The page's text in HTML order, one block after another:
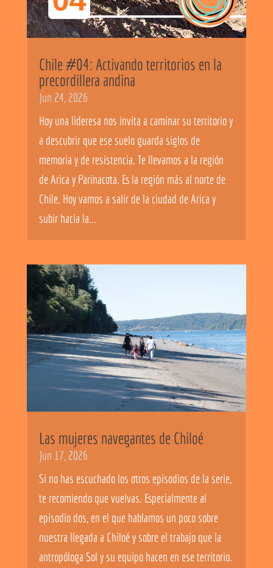
Chile #04: Activando territorios en la
precordillera andina
Jun 24, 2026
Hoy una lideresa nos invita a caminar su territorio y
a descubrir que ese suelo guarda siglos de
memoria y de resistencia. Te llevamos a la región
de Arica y Parinacota. Es la región más al norte de
Chile. Hoy vamos a salir de la ciudad de Arica y
subir hacia la...
Las mujeres navegantes de Chiloé
Jun 17, 2026
Si no has escuchado los otros episodios de la serie,
te recomiendo que vuelvas. Especialmente al
episodio dos, en el que hablamos un poco sobre
nuestra llegada a Chiloé y sobre el trabajo que la
antropóloga Sol y su equipo hacen en ese territorio.